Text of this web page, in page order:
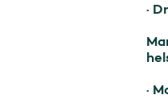
·
·